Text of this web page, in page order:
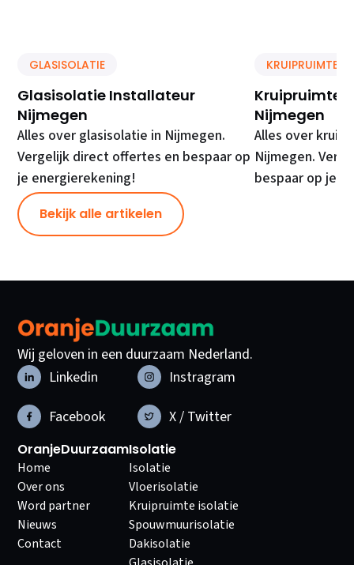
GLASISOLATIE
Glasisolatie Installateur
Nijmegen
Alles over glasisolatie in Nijmegen.
Vergelijk direct offertes en bespaar op
je energierekening!
KRUIPRUIMTE
Kruipruimte
Nijmegen
Alles over
Nijmegen.
bespaar op je
Bekijk alle artikelen
Wij geloven in een duurzaam Nederland.
Linkedin
Instragram
Facebook
X / Twitter
OranjeDuurzaam
Home
Over ons
Word partner
Nieuws
Contact
Isolatie
Isolatie
Vloerisolatie
Kruipruimte isolatie
Spouwmuurisolatie
Dakisolatie